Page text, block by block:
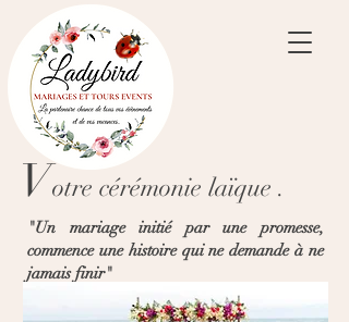
Votre cérémonie laïque .
"Un mariage initié par une promesse,
commence une histoire qui ne demande à ne
jamais finir"